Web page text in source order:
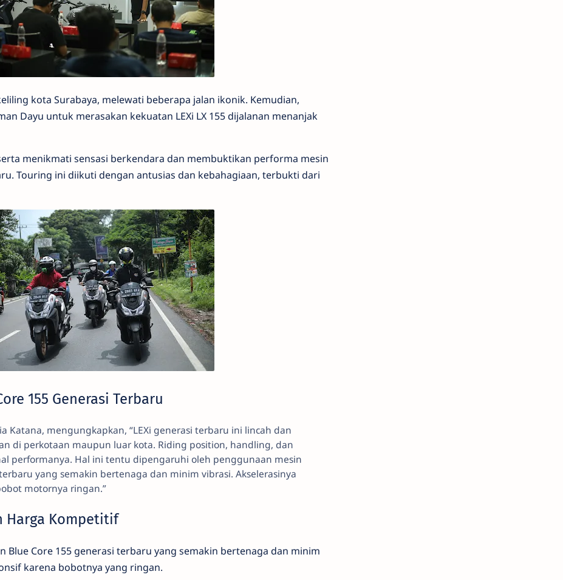
kota Surabaya, melewati beberapa jalan ikonik. Kemudian,
Dayu untuk merasakan kekuatan LEXi LX 155 dijalanan menanjak
menikmati sensasi berkendara dan membuktikan performa mesin
Touring ini diikuti dengan antusias dan kebahagiaan, terbukti dari
155 Generasi Terbaru
Katana, mengungkapkan, “LEXi generasi terbaru ini lincah dan
di perkotaan maupun luar kota. Riding position, handling, dan
performanya. Hal ini tentu dipengaruhi oleh penggunaan mesin
yang semakin bertenaga dan minim vibrasi. Akselerasinya
motornya ringan.”
Harga Kompetitif
Blue Core 155 generasi terbaru yang semakin bertenaga dan minim
karena bobotnya yang ringan.